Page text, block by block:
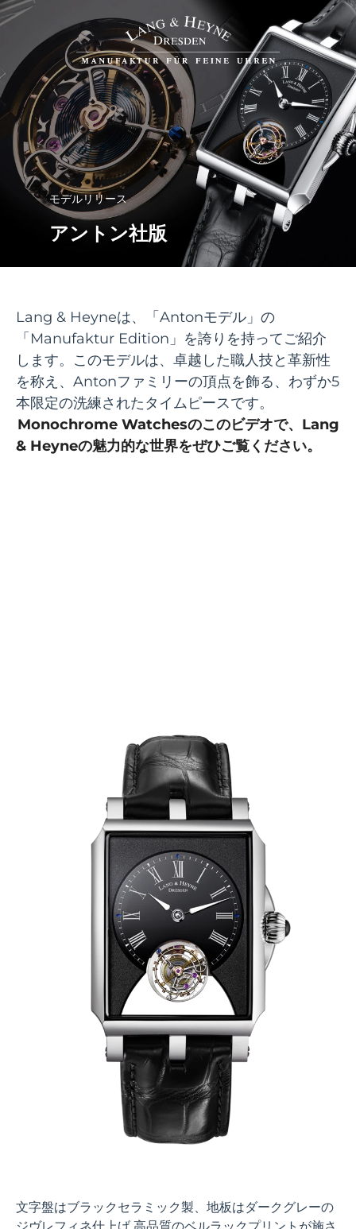
モデルリリース
アントン社版
Lang & Heyneは、「Antonモデル」の
「Manufaktur Edition」を誇りを持ってご紹介
します。このモデルは、卓越した職人技と革新性
を称え、Antonファミリーの頂点を飾る、わずか5
本限定の洗練されたタイムピースです。
Monochrome Watchesのこのビデオで、Lang
& Heyneの魅力的な世界をぜひご覧ください。
文字盤はブラックセラミック製、地板はダークグレーの